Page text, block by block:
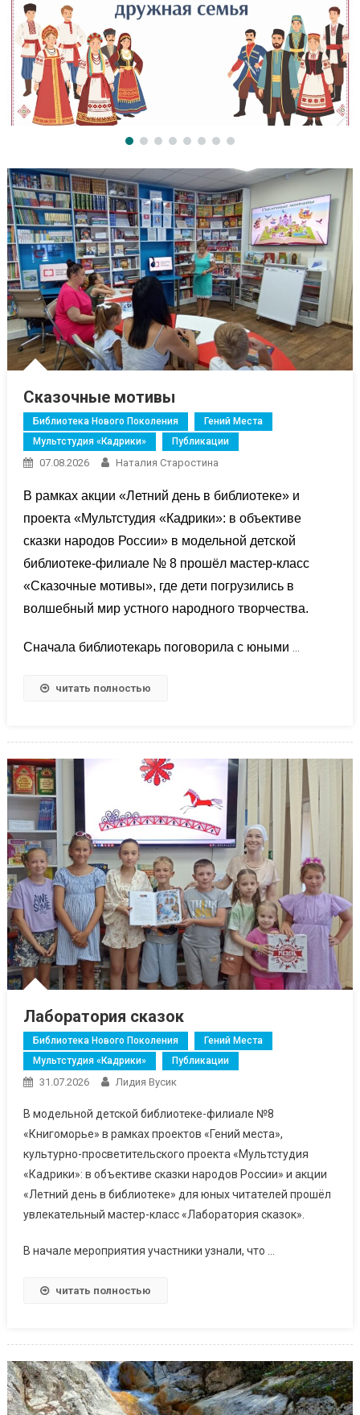
Библиотека Нового Поколения
Гений Места
Мультстудия «Кадрики»
Сказочные мотивы
Сказочные мотивы
Библиотека Нового Поколения
Гений Места
Мультстудия «Кадрики»
Публикации
07.08.2026 Наталия Старостина
В рамках акции «Летний день в библиотеке» и
проекта «Мультстудия «Кадрики»: в объективе
сказки народов России» в модельной детской
библиотеке-филиале № 8 прошёл мастер-класс
«Сказочные мотивы», где дети погрузились в
волшебный мир устного народного творчества.
Сначала библиотекарь поговорила с юными
читать полностью
Лаборатория сказок
Библиотека Нового Поколения
Гений Места
Мультстудия «Кадрики»
Публикации
31.07.2026 Лидия Вусик
В модельной детской библиотеке-филиале №8
«Книгоморье» в рамках проектов «Гений места»,
культурно-просветительского проекта «Мультстудия
«Кадрики»: в объективе сказки народов России» и акции
«Летний день в библиотеке» для юных читателей прошёл
увлекательный мастер-класс «Лаборатория сказок».
В начале мероприятия участники узнали, что …
читать полностью